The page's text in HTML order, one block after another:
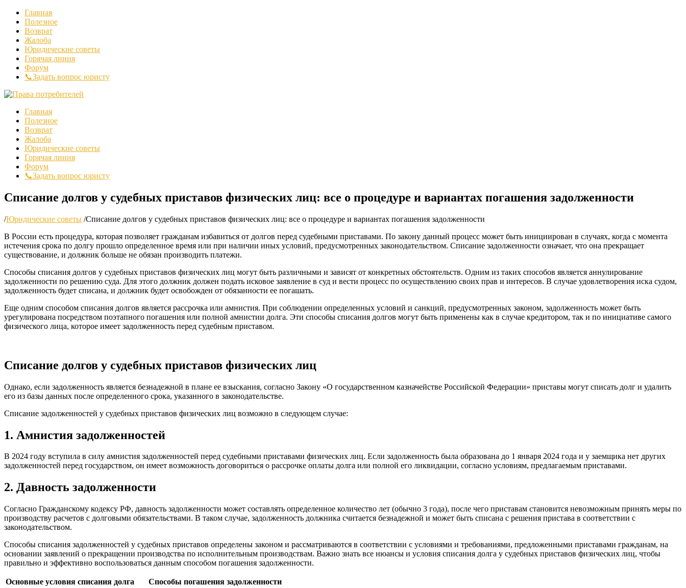
Главная
Полезное
Возврат
Жалоба
Юридические советы
Горячая линия
Форум
📞Задать вопрос юристу
Главная
Полезное
Возврат
Жалоба
Юридические советы
Горячая линия
Форум
📞Задать вопрос юристу
Списание долгов у судебных приставов физических лиц: все о процедуре и вариантах погашения задолженности
/Юридические советы /Списание долгов у судебных приставов физических лиц: все о процедуре и вариантах погашения задолженности
В России есть процедура, которая позволяет гражданам избавиться от долгов перед судебными приставами. По закону данный процесс может быть инициирован в случаях, когда с момента
истечения срока по долгу прошло определенное время или при наличии иных условий, предусмотренных законодательством. Списание задолженности означает, что она прекращает
существование, и должник больше не обязан производить платежи.
Способы списания долгов у судебных приставов физических лиц могут быть различными и зависят от конкретных обстоятельств. Одним из таких способов является аннулирование
задолженности по решению суда. Для этого должник должен подать исковое заявление в суд и вести процесс по осуществлению своих прав и интересов. В случае удовлетворения иска судом,
задолженность будет списана, и должник будет освобожден от обязанности ее погашать.
Еще одним способом списания долгов является рассрочка или амнистия. При соблюдении определенных условий и санкций, предусмотренных законом, задолженность может быть
урегулирована посредством поэтапного погашения или полной амнистии долга. Эти способы списания долгов могут быть применены как в случае кредитором, так и по инициативе самого
физического лица, которое имеет задолженность перед судебным приставом.
Списание долгов у судебных приставов физических лиц
Однако, если задолженность является безнадежной в плане ее взыскания, согласно Закону «О государственном казначействе Российской Федерации» приставы могут списать долг и удалить
его из базы данных после определенного срока, указанного в законодательстве.
Списание задолженностей у судебных приставов физических лиц возможно в следующем случае:
1. Амнистия задолженностей
В 2024 году вступила в силу амнистия задолженностей перед судебными приставами физических лиц. Если задолженность была образована до 1 января 2024 года и у заемщика нет других
задолженностей перед государством, он имеет возможность договориться о рассрочке оплаты долга или полной его ликвидации, согласно условиям, предлагаемым приставами.
2. Давность задолженности
Согласно Гражданскому кодексу РФ, давность задолженности может составлять определенное количество лет (обычно 3 года), после чего приставам становится невозможным принять меры по
производству расчетов с долговыми обязательствами. В таком случае, задолженность должника считается безнадежной и может быть списана с решения пристава в соответствии с
законодательством.
Способы списания задолженностей у судебных приставов определены законом и рассматриваются в соответствии с условиями и требованиями, предложенными приставами гражданам, на
основании заявлений о прекращении производства по исполнительным производствам. Важно знать все нюансы и условия списания долга у судебных приставов физических лиц, чтобы
правильно и эффективно воспользоваться данным способом погашения задолженности.
Основные условия списания долга
Способы погашения задолженности